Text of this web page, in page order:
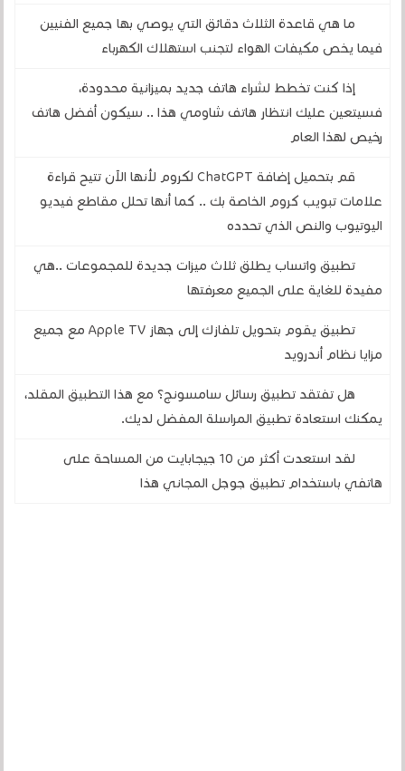
ما هي قاعدة الثلاث دقائق التي يوصي بها جميع الفنيين
فيما يخص مكيفات الهواء لتجنب استهلاك الكهرباء
إذا كنت تخطط لشراء هاتف جديد بميزانية محدودة،
فسيتعين عليك انتظار هاتف شاومي هذا .. سيكون أفضل هاتف
رخيص لهذا العام
قم بتحميل إضافة ChatGPT لكروم لأنها الآن تتيح قراءة
علامات تبويب كروم الخاصة بك .. كما أنها تحلل مقاطع فيديو
اليوتيوب والنص الذي تحدده
تطبيق واتساب يطلق ثلاث ميزات جديدة للمجموعات ..هي
مفيدة للغاية على الجميع معرفتها
تطبيق يقوم بتحويل تلفازك إلى جهاز Apple TV مع جميع
مزايا نظام أندرويد
هل تفتقد تطبيق رسائل سامسونج؟ مع هذا التطبيق المقلد،
يمكنك استعادة تطبيق المراسلة المفضل لديك.
لقد استعدت أكثر من 10 جيجابايت من المساحة على
هاتفي باستخدام تطبيق جوجل المجاني هذا